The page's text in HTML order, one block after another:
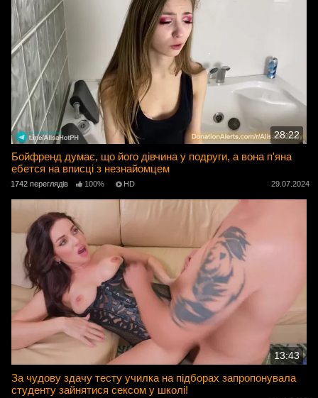
28:22
Бойфренд думає, що його дівчина у подруги, а вона п'яна
ебется на вписці з незнайомцем
1742 переглядів 100% HD 29.07.2024
13:43
За чудову здачу тесту училка на підборах запропонувала
студенту зайнятися сексом у школі!